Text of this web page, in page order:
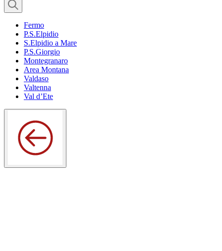
Fermo
P.S.Elpidio
S.Elpidio a Mare
P.S.Giorgio
Montegranaro
Area Montana
Valdaso
Valtenna
Val d’Ete